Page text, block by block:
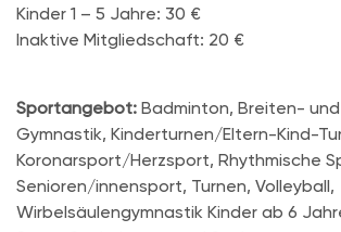
Kinder 1 – 5 Jahre: 30 €
Inaktive Mitgliedschaft: 20 €
Sportangebot: Badminton, Breiten-
Gymnastik, Kinderturnen/Eltern-Kind-
Koronarsport/Herzsport, Rhythmische
Senioren/innensport, Turnen, Volleyball,
Wirbelsäulengymnastik Kinder ab 6